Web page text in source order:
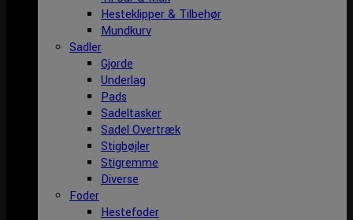
Hesteklipper & Tilbehør
Mundkurv
Sadler
Gjorde
Underlag
Pads
Sadeltasker
Sadel Overtræk
Stigbøjler
Stigremme
Diverse
Foder
Hestefoder